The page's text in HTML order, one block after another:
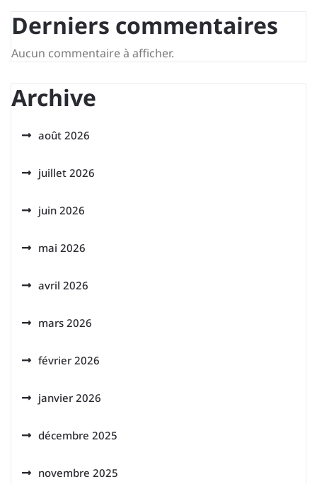
Derniers commentaires
Aucun commentaire à afficher.
Archive
août 2026
juillet 2026
juin 2026
mai 2026
avril 2026
mars 2026
février 2026
janvier 2026
décembre 2025
novembre 2025